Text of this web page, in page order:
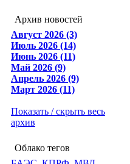
Архив новостей
Август 2026 (3)
Июль 2026 (14)
Июнь 2026 (11)
Май 2026 (9)
Апрель 2026 (9)
Март 2026 (11)
Показать / скрыть весь
архив
Облако тегов